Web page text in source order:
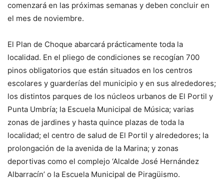
comenzará en las próximas semanas y deben concluir en
el mes de noviembre.
El Plan de Choque abarcará prácticamente toda la
localidad. En el pliego de condiciones se recogían 700
pinos obligatorios que están situados en los centros
escolares y guarderías del municipio y en sus alrededores;
los distintos parques de los núcleos urbanos de El Portil y
Punta Umbría; la Escuela Municipal de Música; varias
zonas de jardines y hasta quince plazas de toda la
localidad; el centro de salud de El Portil y alrededores; la
prolongación de la avenida de la Marina; y zonas
deportivas como el complejo ‘Alcalde José Hernández
Albarracín’ o la Escuela Municipal de Piragüismo.